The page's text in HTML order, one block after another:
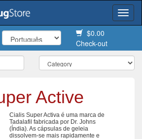
$0.00
Check-out
Active
Cialis Super Activa é uma marca de
Tadalafil fabricada por Dr. Johns
(Índia). As cápsulas de geleia
dissolvem-se mais rapidamente e